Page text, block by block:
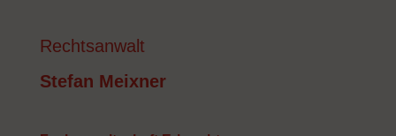
Rechtsanwalt
Stefan Meixner